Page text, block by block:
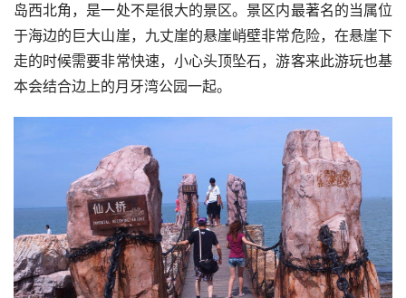
岛西北角，是一处不是很大的景区。景区内最著名的当属位
于海边的巨大山崖，九丈崖的悬崖峭壁非常危险，在悬崖下
走的时候需要非常快速，小心头顶坠石，游客来此游玩也基
本会结合边上的月牙湾公园一起。